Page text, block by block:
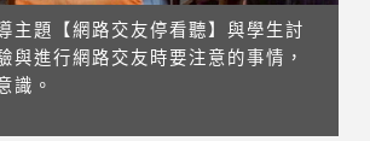
主題【網路交友停看聽】與學生討
與進行網路交友時要注意的事情，
識。